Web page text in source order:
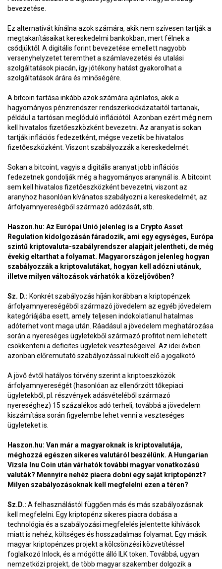
bevezetése.
Ez alternatívát kínálna azok számára, akik nem szívesen tartják a
megtakarításaikat kereskedelmi bankokban, mert félnek a
csődjüktől. A digitális forint bevezetése emellett nagyobb
versenyhelyzetet teremthet a számlavezetési és utalási
szolgáltatások piacán, így jótékony hatást gyakorolhat a
szolgáltatások árára és minőségére.
A bitcoin tartása inkább azok számára ajánlatos, akik a
hagyományos pénzrendszer rendszerkockázataitól tartanak,
például a tartósan meglóduló inflációtól. Azonban ezért még nem
kell hivatalos fizetőeszközként bevezetni. Az aranyat is sokan
tartják inflációs fedezetként, mégse vezetik be hivatalos
fizetőeszközként. Viszont szabályozzák a kereskedelmét.
Sokan a bitcoint, vagyis a digitális aranyat jobb inflációs
fedezetnek gondolják még a hagyományos aranynál is. A bitcoint
sem kell hivatalos fizetőeszközként bevezetni, viszont az
aranyhoz hasonlóan kívánatos szabályozni a kereskedelmét, az
árfolyamnyereségből származó adózását, stb.
Haszon.hu: Az Európai Unió jelenleg is a Crypto Asset
Regulation kidolgozásán fáradozik, ami egy egységes, Európa
szintű kriptovaluta-szabályrendszer alapjait jelentheti, de még
évekig eltarthat a folyamat. Magyarországon jelenleg hogyan
szabályozzák a kriptovalutákat, hogyan kell adózni utánuk,
illetve milyen változások várhatók a közeljövőben?
Sz. D.: Konkrét szabályozás híján korábban a kriptopénzek
árfolyamnyereségéből származó jövedelem az egyéb jövedelem
kategóriájába esett, amely teljesen indokolatlanul hatalmas
adóterhet vont maga után. Ráadásul a jövedelem meghatározása
során a nyereséges ügyletekből származó profitot nem lehetett
csökkenteni a deficites ügyletek veszteségeivel. Az idei évben
azonban előremutató szabályozással rukkolt elő a jogalkotó.
A jövő évtől hatályos törvény szerint a kriptoeszközök
árfolyamnyereségét (hasonlóan az ellenőrzött tőkepiaci
ügyletekből, pl. részvények adásvételéből származó
nyereséghez) 15 százalékos adó terheli, továbbá a jövedelem
kiszámítása során figyelembe lehet venni a veszteséges
ügyleteket is.
Haszon.hu: Van már a magyaroknak is kriptovalutája,
méghozzá egészen sikeres valutáról beszélünk. A Hungarian
Vizsla Inu Coin után várhatók további magyar vonatkozású
valuták? Mennyire nehéz piacra dobni egy saját kriptopénzt?
Milyen szabályozásoknak kell megfelelni ezen a téren?
Sz.D.: A felhasználástól függően más és más szabályozásnak
kell megfelelni. Egy kriptopénz sikeres piacra dobása a
technológia és a szabályozási megfelelés jelentette kihívások
miatt is nehéz, költséges és hosszadalmas folyamat. Egy másik
magyar kriptopénzes projekt a kölcsönzési közvetítéssel
foglalkozó Inlock, és a mögötte álló ILK token. Továbbá, ugyan
nemzetközi projekt, de több magyar szakember dolgozik a